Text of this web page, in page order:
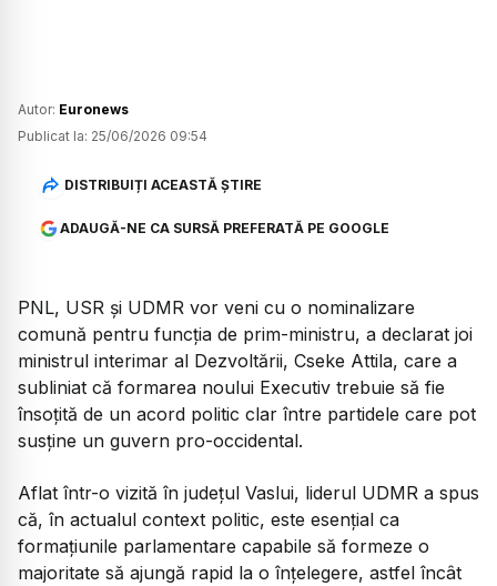
Autor: Euronews
Publicat la: 25/06/2026 09:54
DISTRIBUIȚI ACEASTĂ ȘTIRE
ADAUGĂ-NE CA SURSĂ PREFERATĂ PE GOOGLE
PNL, USR și UDMR vor veni cu o nominalizare
comună pentru funcția de prim-ministru, a declarat joi
ministrul interimar al Dezvoltării, Cseke Attila, care a
subliniat că formarea noului Executiv trebuie să fie
însoțită de un acord politic clar între partidele care pot
susține un guvern pro-occidental.
Aflat într-o vizită în județul Vaslui, liderul UDMR a spus
că, în actualul context politic, este esențial ca
formațiunile parlamentare capabile să formeze o
majoritate să ajungă rapid la o înțelegere, astfel încât